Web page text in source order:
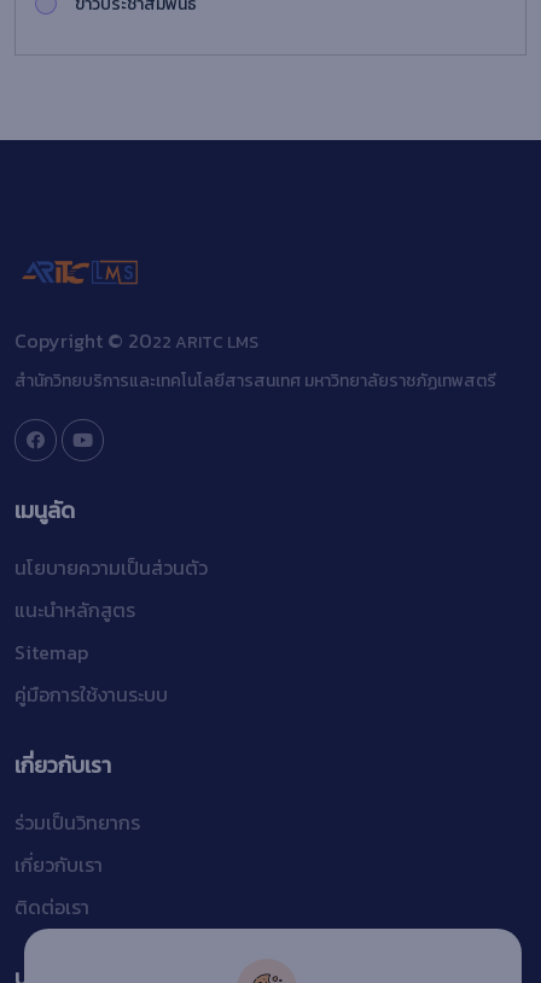
Copyright © 2022 ARITC LMS
สำนักวิทยบริการและเทคโนโลยีสารสนเทศ มหาวิทยาลัยราชภัฏเทพสตรี
เมนูลัด
นโยบายความเป็นส่วนตัว
แนะนำหลักสูตร
Sitemap
คู่มือการใช้งานระบบ
เกี่ยวกับเรา
ร่วมเป็นวิทยากร
เกี่ยวกับเรา
ติดต่อเรา